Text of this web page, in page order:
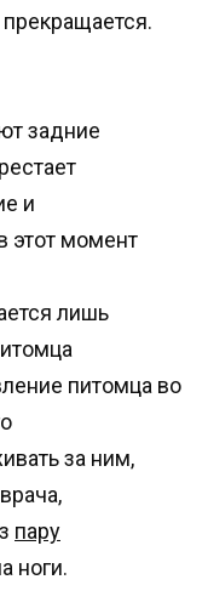
задние
и
этот момент
лишь
питомца во
за ним,
пару
ноги.